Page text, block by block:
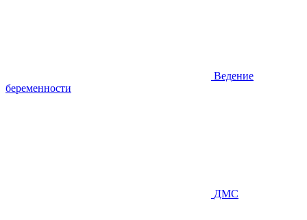
Ведение
беременности
ДМС